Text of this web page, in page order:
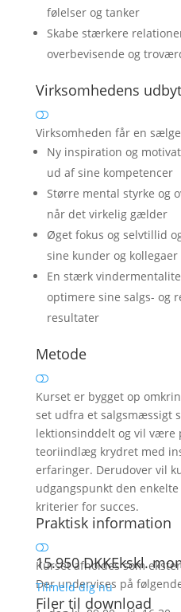
følelser og tanker
Skabe stærkere
overbevisende og
Virksomhedens
Virksomheden får en
Ny inspiration og
ud af sine kompetencer
Større mental styrke og
når det virkelig gælder
Øget fokus og selvtillid
sine kunder og kollegaer
En stærk
optimere sine salgs- og
resultater
Metode
Kurset er bygget op
set udfra et salgsmæssigt
lektionsinddelt og vil
teoriindlæg krydret med
erfaringer. Derudover vil
udgangspunkt den
kriterier for succes.
Praktisk information
Kurset afholdes som
Der undervises på
15.950DKKEkskl.
Tilmeld dig nu
Filer til download